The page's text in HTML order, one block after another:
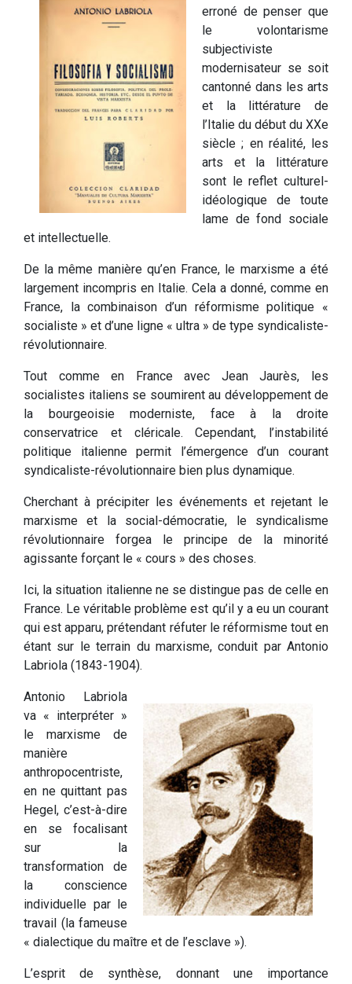
erroné de penser que
le volontarisme
subjectiviste
modernisateur se soit
cantonné dans les arts
et la littérature de
l’Italie du début du XXe
siècle ; en réalité, les
arts et la littérature
sont le reflet culturel-
idéologique de toute
lame de fond sociale
et intellectuelle.
De la même manière qu’en France, le marxisme a été
largement incompris en Italie. Cela a donné, comme en
France, la combinaison d’un réformisme politique «
socialiste » et d’une ligne « ultra » de type syndicaliste-
révolutionnaire.
Tout comme en France avec Jean Jaurès, les
socialistes italiens se soumirent au développement de
la bourgeoisie moderniste, face à la droite
conservatrice et cléricale. Cependant, l’instabilité
politique italienne permit l’émergence d’un courant
syndicaliste-révolutionnaire bien plus dynamique.
Cherchant à précipiter les événements et rejetant le
marxisme et la social-démocratie, le syndicalisme
révolutionnaire forgea le principe de la minorité
agissante forçant le « cours » des choses.
Ici, la situation italienne ne se distingue pas de celle en
France. Le véritable problème est qu’il y a eu un courant
qui est apparu, prétendant réfuter le réformisme tout en
étant sur le terrain du marxisme, conduit par Antonio
Labriola (1843-1904).
Antonio Labriola
va « interpréter »
le marxisme de
manière
anthropocentriste,
en ne quittant pas
Hegel, c’est-à-dire
en se focalisant
sur la
transformation de
la conscience
individuelle par le
travail (la fameuse
« dialectique du maître et de l’esclave »).
L’esprit de synthèse, donnant une importance